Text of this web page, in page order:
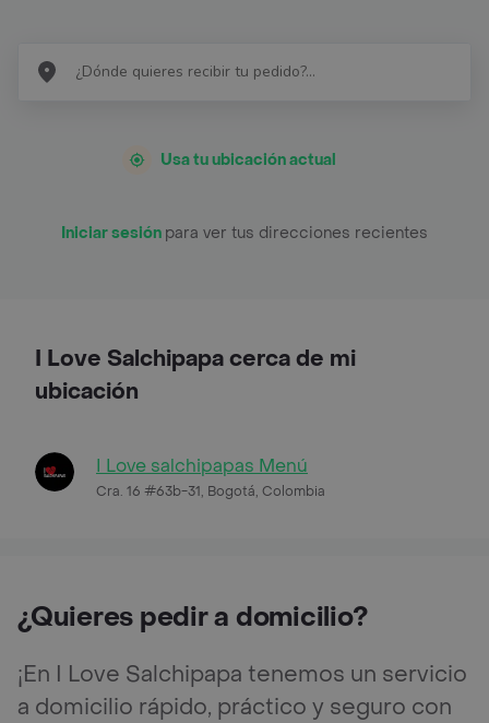
Usa tu ubicación actual
Iniciar sesión para ver tus direcciones recientes
I Love Salchipapa cerca de mi
ubicación
I Love salchipapas Menú
Cra. 16 #63b-31, Bogotá, Colombia
¿Quieres pedir a domicilio?
¡En I Love Salchipapa tenemos un servicio
a domicilio rápido, práctico y seguro con